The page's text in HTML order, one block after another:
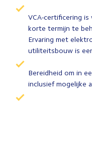
VCA-certificering
korte termijn te
Ervaring met
utiliteitsbouw is
Bereidheid om in
inclusief mogelijke